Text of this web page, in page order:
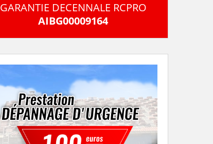
GARANTIE DECENNALE RCPRO
AIBG00009164